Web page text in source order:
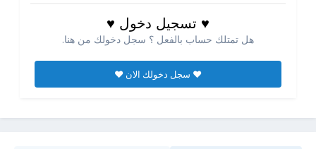
♥ تسجيل دخول ♥
هل تمتلك حساب بالفعل ؟ سجل دخولك من هنا.
♥ سجل دخولك الان ♥